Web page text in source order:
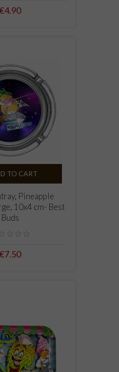
€4.90
TO CART
Pineapple
10x4 cm- Best
Buds
€7.50